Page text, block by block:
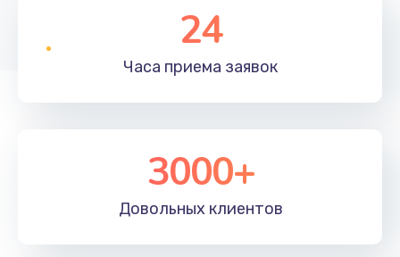
24
Часа приема заявок
3000+
Довольных клиентов